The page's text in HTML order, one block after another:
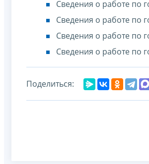
Сведения о работе по
Сведения о работе по
Сведения о работе по
Сведения о работе по
Поделиться: